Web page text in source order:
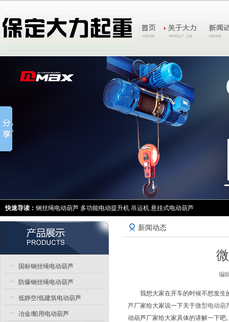
快速导读： 钢丝绳电动葫芦 多功能电动提升机 吊运机 悬挂式电动葫芦
新闻动态
编
我想大家在开车的时候不想发生
芦厂家给大家说一下关于微型电动葫
动葫芦厂家给大家具体的讲解一下
国标钢丝绳电动葫芦
防爆钢丝绳电动葫芦
低静空/低建筑电动葫芦
冶金/船用电动葫芦